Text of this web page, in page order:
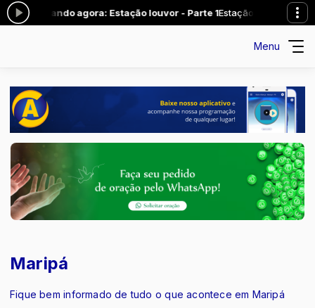
-Tocando agora: Estação louvor - Parte 1Estação Louvor com
Menu
Maripá
Fique bem informado de tudo o que acontece em Maripá